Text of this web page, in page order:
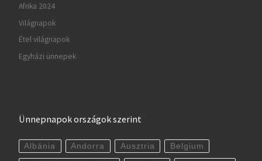
Afrika 2024
Világnapok
Étel világnapok
Egyházi ünnepek
Ünnepnapok országok szerint
Albánia Andorra Ausztria Belgium